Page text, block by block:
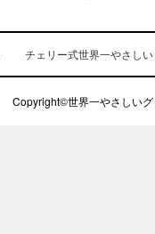
チェリー式世界一やさし
Copyright©世界一やさしい